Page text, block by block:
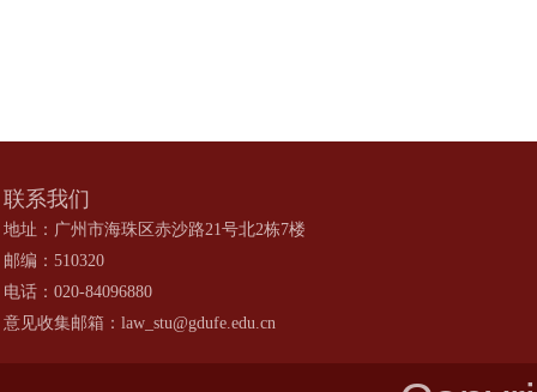
联系我们
地址：广州市海珠区赤沙路21号北2栋7楼
邮编：510320
电话：020-84096880
意见收集邮箱：law_stu@gdufe.edu.cn